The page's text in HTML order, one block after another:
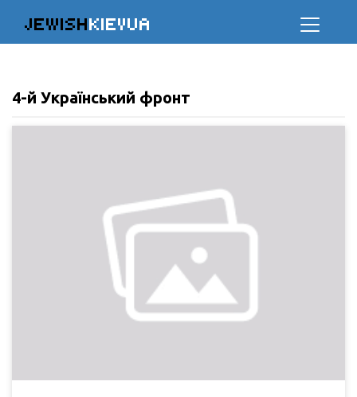
JEWISHKIEVUA
4-й Український фронт